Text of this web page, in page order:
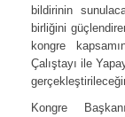
bildirinin
birliğini
kongre
Çalıştayı ile
Kongre